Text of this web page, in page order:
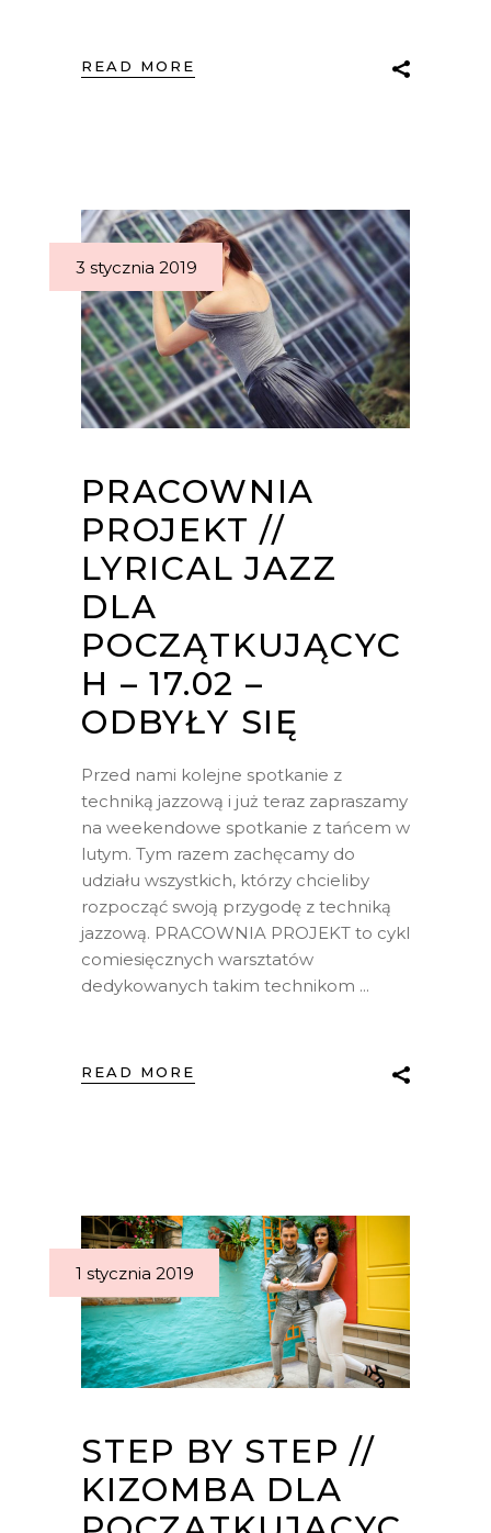
READ MORE
3 stycznia 2019
PRACOWNIA
PROJEKT //
LYRICAL JAZZ
DLA
POCZĄTKUJĄCYC
H – 17.02 –
ODBYŁY SIĘ
Przed nami kolejne spotkanie z
techniką jazzową i już teraz zapraszamy
na weekendowe spotkanie z tańcem w
lutym. Tym razem zachęcamy do
udziału wszystkich, którzy chcieliby
rozpocząć swoją przygodę z techniką
jazzową. PRACOWNIA PROJEKT to cykl
comiesięcznych warsztatów
dedykowanych takim technikom
READ MORE
1 stycznia 2019
STEP BY STEP //
KIZOMBA DLA